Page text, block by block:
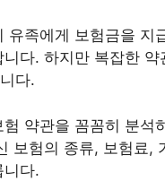
유족에게 보험금을
다. 하지만 복잡한
다.
약관을 꼼꼼히 분석
보험의 종류, 보험료,
니다.